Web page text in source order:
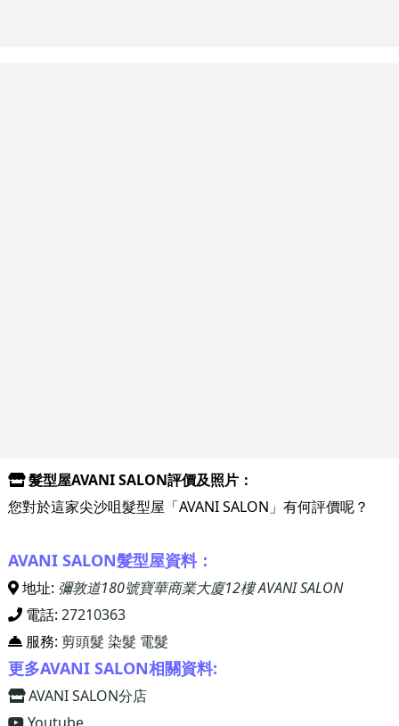
髮型屋AVANI SALON評價及照片：
您對於這家尖沙咀髮型屋「AVANI SALON」有何評價呢？
AVANI SALON髮型屋資料：
地址: 彌敦道180號寶華商業大廈12樓 AVANI SALON
電話: 27210363
服務: 剪頭髮 染髮 電髮
更多AVANI SALON相關資料:
AVANI SALON分店